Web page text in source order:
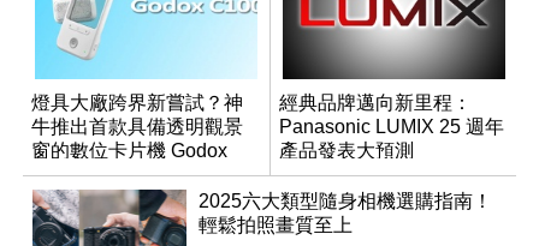
燈具大廠跨界新嘗試？神
牛推出首款具備透明觀景
窗的數位卡片機 Godox
C100
經典品牌邁向新里程：
Panasonic LUMIX 25 週年
產品發表大預測
2025六大類型隨身相機選購指南！
輕鬆拍照畫質至上